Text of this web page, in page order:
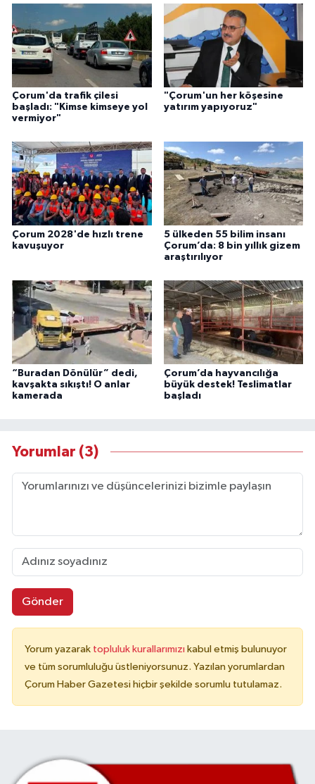
Çorum'da trafik çilesi
başladı: "Kimse kimseye yol
vermiyor"
"Çorum'un her köşesine
yatırım yapıyoruz"
Çorum 2028'de hızlı trene
kavuşuyor
5 ülkeden 55 bilim insanı
Çorum’da: 8 bin yıllık gizem
araştırılıyor
“Buradan Dönülür” dedi,
kavşakta sıkıştı! O anlar
kamerada
Çorum’da hayvancılığa
büyük destek! Teslimatlar
başladı
Yorumlar (3)
Gönder
Yorum yazarak topluluk kurallarımızı kabul etmiş bulunuyor
ve tüm sorumluluğu üstleniyorsunuz. Yazılan yorumlardan
Çorum Haber Gazetesi hiçbir şekilde sorumlu tutulamaz.